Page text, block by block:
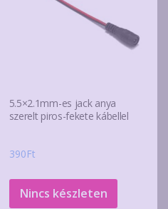
5.5×2.1mm-es jack anya
szerelt piros-fekete kábellel
390Ft
Nincs készleten